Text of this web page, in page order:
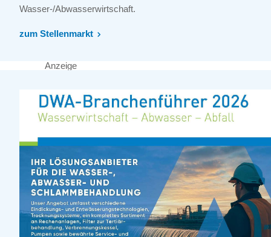
Wasser-/Abwasserwirtschaft.
zum Stellenmarkt
Anzeige